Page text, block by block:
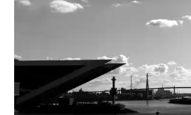
Worddonator